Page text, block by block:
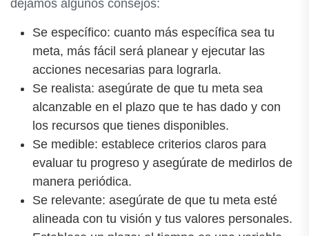
dejamos algunos consejos:
Se específico: cuanto más específica sea tu
meta, más fácil será planear y ejecutar las
acciones necesarias para lograrla.
Se realista: asegúrate de que tu meta sea
alcanzable en el plazo que te has dado y con
los recursos que tienes disponibles.
Se medible: establece criterios claros para
evaluar tu progreso y asegúrate de medirlos de
manera periódica.
Se relevante: asegúrate de que tu meta esté
alineada con tu visión y tus valores personales.